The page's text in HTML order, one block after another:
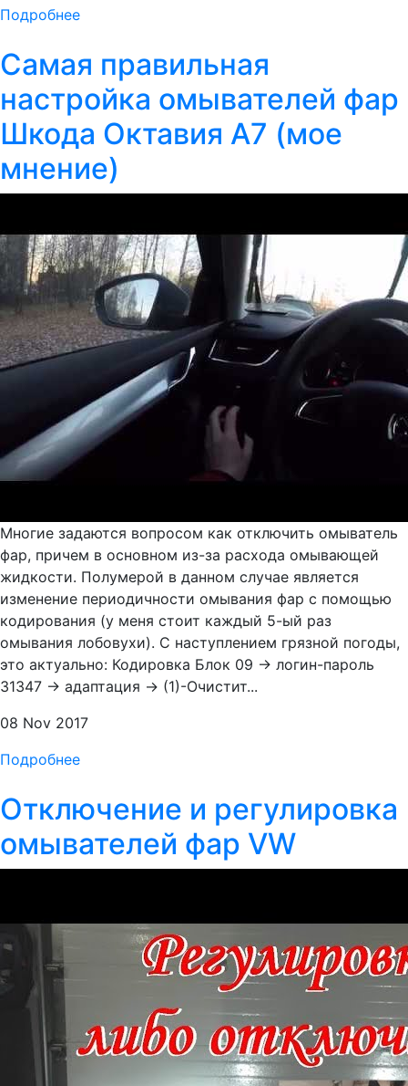
Подробнее
Самая правильная
настройка омывателей фар
Шкода Октавия А7 (мое
мнение)
Многие задаются вопросом как отключить омыватель
фар, причем в основном из-за расхода омывающей
жидкости. Полумерой в данном случае является
изменение периодичности омывания фар с помощью
кодирования (у меня стоит каждый 5-ый раз
омывания лобовухи). С наступлением грязной погоды,
это актуально: Кодировка Блок 09 → логин-пароль
31347 → адаптация → (1)-Очистит...
08 Nov 2017
Подробнее
Отключение и регулировка
омывателей фар VW